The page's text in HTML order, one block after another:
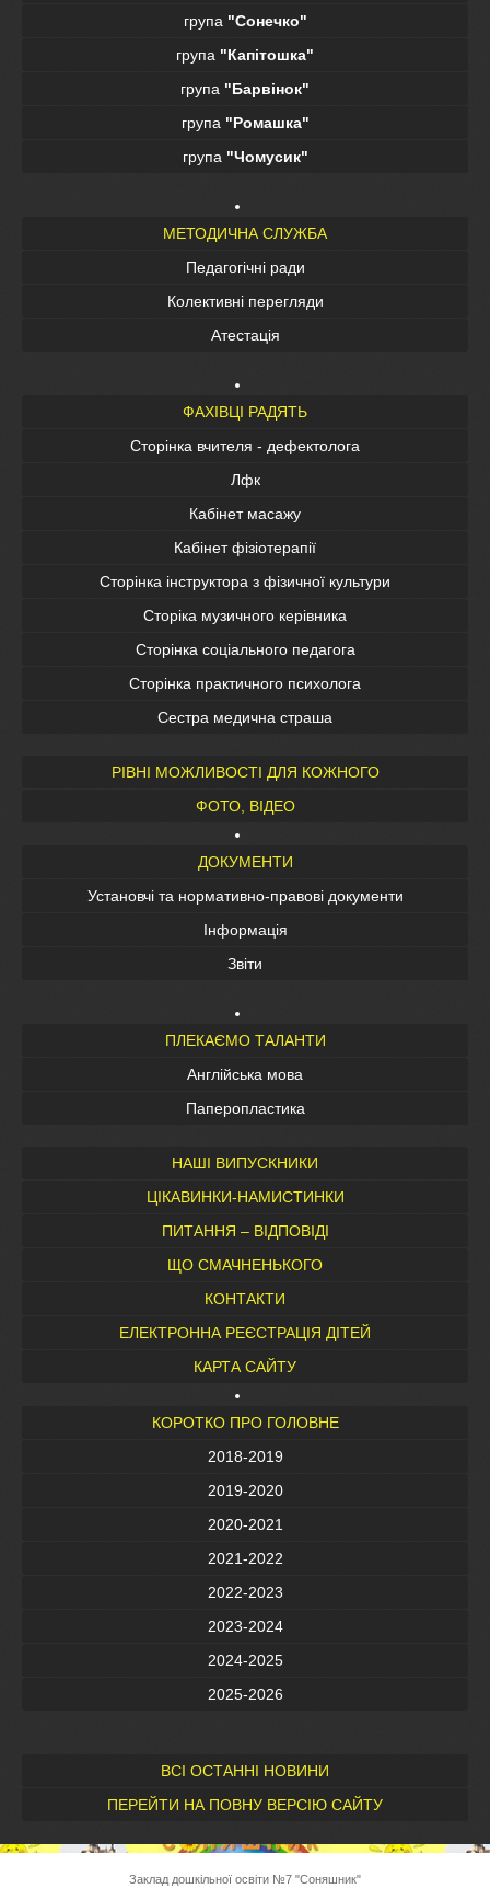
група "Сонечко"
група "Капітошка"
група "Барвінок"
група "Ромашка"
група "Чомусик"
МЕТОДИЧНА СЛУЖБА
Педагогічні ради
Колективні перегляди
Атестація
ФАХІВЦІ РАДЯТЬ
Сторінка вчителя - дефектолога
Лфк
Кабінет масажу
Кабінет фізіотерапії
Сторінка інструктора з фізичної культури
Сторіка музичного керівника
Сторінка соціального педагога
Сторінка практичного психолога
Сестра медична страша
РІВНІ МОЖЛИВОСТІ ДЛЯ КОЖНОГО
ФОТО, ВІДЕО
ДОКУМЕНТИ
Установчі та нормативно-правові документи
Інформація
Звіти
ПЛЕКАЄМО ТАЛАНТИ
Англійська мова
Паперопластика
НАШІ ВИПУСКНИКИ
ЦІКАВИНКИ-НАМИСТИНКИ
ПИТАННЯ – ВІДПОВІДІ
ЩО СМАЧНЕНЬКОГО
КОНТАКТИ
ЕЛЕКТРОННА РЕЄСТРАЦІЯ ДІТЕЙ
КАРТА САЙТУ
КОРОТКО ПРО ГОЛОВНЕ
2018-2019
2019-2020
2020-2021
2021-2022
2022-2023
2023-2024
2024-2025
2025-2026
ВСІ ОСТАННІ НОВИНИ
ПЕРЕЙТИ НА ПОВНУ ВЕРСІЮ САЙТУ
Заклад дошкільної освіти №7 "Соняшник"